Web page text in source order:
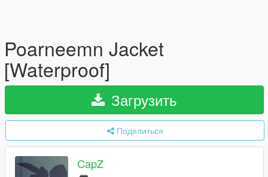
Poarneemn Jacket
[Waterproof]
Загрузить
Поделиться
CapZ